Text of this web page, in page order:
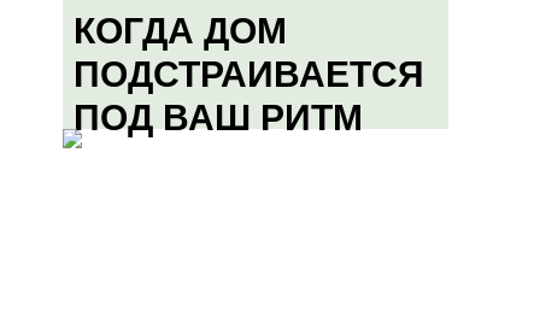
КОГДА ДОМ
ПОДСТРАИВАЕТСЯ
ПОД ВАШ РИТМ